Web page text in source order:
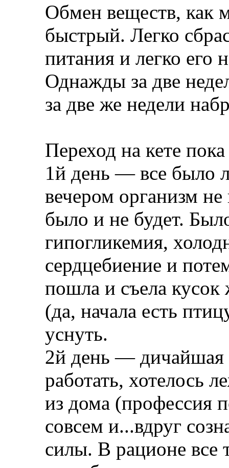
Обмен веществ, как
быстрый. Легко
питания и легко его
Однажды за две
за две же недели
Переход на кете
1й день — все было
вечером организм
было и не будет.
гипогликемия,
сердцебиение и
пошла и съела
(да, начала есть
уснуть.
2й день — дичайшая
работать, хотелось
из дома (профессия
совсем и...вдруг
силы. В рационе все